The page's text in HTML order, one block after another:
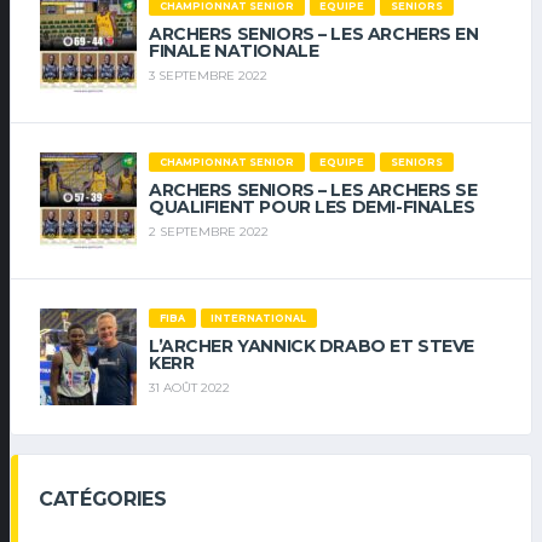
CHAMPIONNAT SENIOR EQUIPE SENIORS
ARCHERS SENIORS – LES ARCHERS EN
FINALE NATIONALE
3 SEPTEMBRE 2022
CHAMPIONNAT SENIOR EQUIPE SENIORS
ARCHERS SENIORS – LES ARCHERS SE
QUALIFIENT POUR LES DEMI-FINALES
2 SEPTEMBRE 2022
FIBA INTERNATIONAL
L’ARCHER YANNICK DRABO ET STEVE
KERR
31 AOÛT 2022
CATÉGORIES